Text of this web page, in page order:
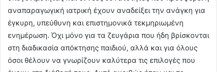
αναπαραγωγική ιατρική έχουν αναδείξει την ανάγκη για
έγκυρη, υπεύθυνη και επιστημονικά τεκμηριωμένη
ενημέρωση. Όχι μόνο για τα ζευγάρια που ήδη βρίσκονται
στη διαδικασία απόκτησης παιδιού, αλλά και για όλους
όσοι θέλουν να γνωρίζουν καλύτερα τις επιλογές που